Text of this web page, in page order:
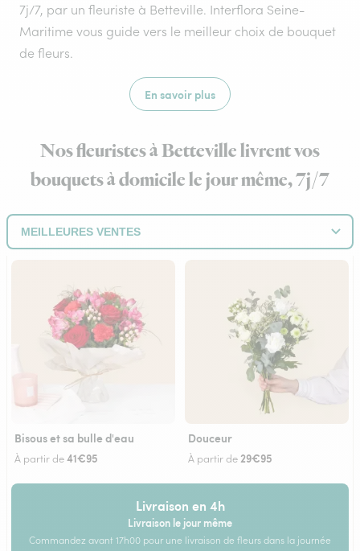
7j/7, par un fleuriste à Betteville. Interflora Seine-
Maritime vous guide vers le meilleur choix de bouquet
de fleurs.
En savoir plus
Nos fleuristes à Betteville livrent vos
bouquets à domicile le jour même, 7j/7
Bisous et sa bulle d'eau
À partir de41€95
Douceur
À partir de29€95
Livraison en 4h
Livraison le jour même
Commandez avant 17h00 pour une livraison de fleurs dans la journée